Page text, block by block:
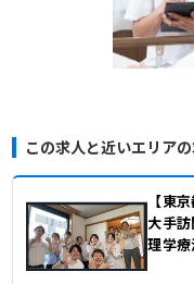
この求人と近いエリア
【東
大手
理学